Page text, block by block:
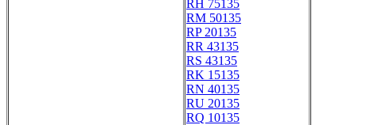
RH 75135
RM 50135
RP 20135
RR 43135
RS 43135
RK 15135
RN 40135
RU 20135
RQ 10135